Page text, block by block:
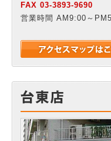
FAX 03-3893-9690
営業時間 AM9:00～